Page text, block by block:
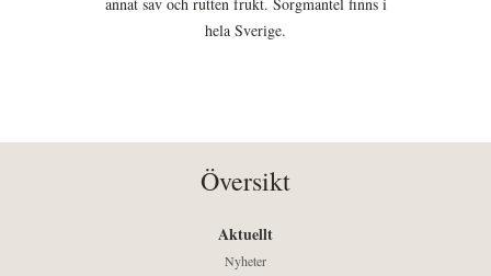
hela Sverige.
Översikt
Aktuellt
Nyheter